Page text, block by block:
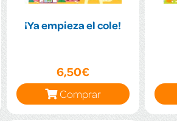
¡Ya empieza el cole!
6,50€
Comprar